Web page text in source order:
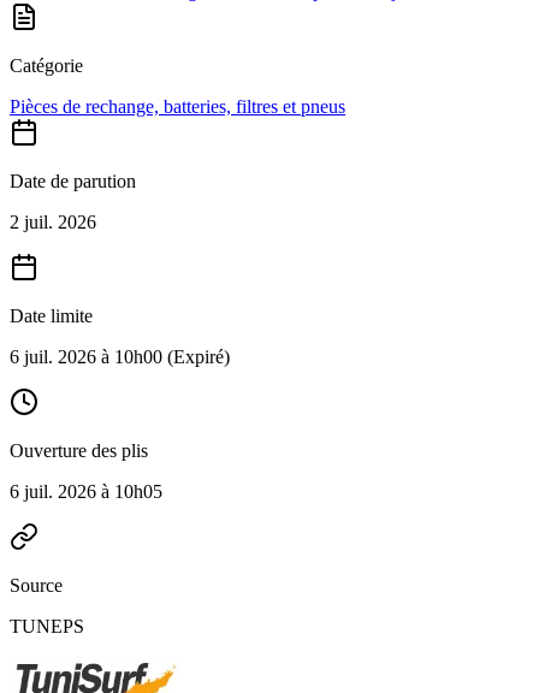
Catégorie
Pièces de rechange, batteries, filtres et pneus
Date de parution
2 juil. 2026
Date limite
6 juil. 2026 à 10h00 (Expiré)
Ouverture des plis
6 juil. 2026 à 10h05
Source
TUNEPS